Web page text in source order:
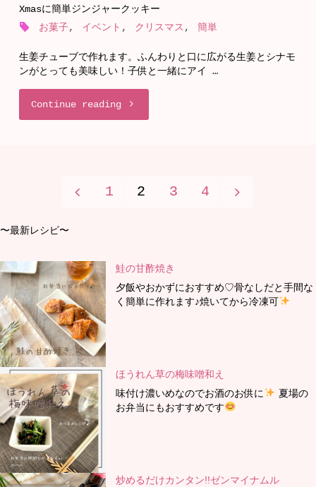
ト
ダ
レ"
Xmasに簡単ジンジャークッキー
お菓子, イベント , クリスマス , 簡単
生姜チューブで作れます。ふんわりと口に広がる生姜とシナモ
ンがとっても美味しい！子供と一緒にアイ …
Continue reading"Xmas
ジ
ク
ッ
の
ペ
ー
ジ
送
り
1 2 3 4
〜最新レシピ〜
鮭の甘酢焼き
夕飯やおかずにおすすめ♡骨なしだと手間な
く簡単に作れます♪焼いてから冷凍可
ほうれん草の梅味噌和え
味付け濃いめなのでお酒のお供に
夏場の
お弁当にもおすすめです
炒めるだけカンタン!!ゼンマイナムル